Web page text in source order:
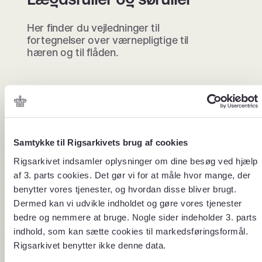
Samtykke til Rigsarkivets brug af cookies
Rigsarkivet indsamler oplysninger om dine besøg ved hjælp
af 3. parts cookies. Det gør vi for at måle hvor mange, der
benytter vores tjenester, og hvordan disse bliver brugt.
Dermed kan vi udvikle indholdet og gøre vores tjenester
bedre og nemmere at bruge. Nogle sider indeholder 3. parts
indhold, som kan sætte cookies til markedsføringsformål.
Rigsarkivet benytter ikke denne data.
Her finder du vejledninger til
fortegnelser over værnepligtige til
hæren og til flåden.
Vejledninger